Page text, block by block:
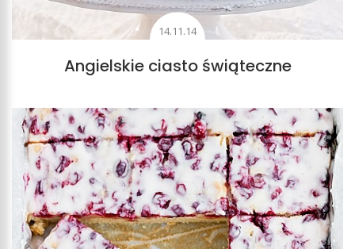
14.11.14
Angielskie ciasto świąteczne